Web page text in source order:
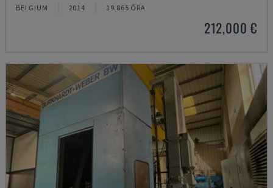
BELGIUM 2014 19.865 ÓRA
212,000 €